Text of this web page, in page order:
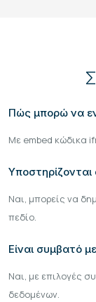
Πώς μπορώ να
Με embed κώδικα
Ναι, μπορείς να
πεδίο.
Είναι συμβατό
Ναι, με επιλογές
δεδομένων.